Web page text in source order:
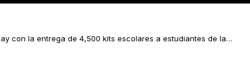
con la entrega de 4,500 kits escolares a estudiantes de la